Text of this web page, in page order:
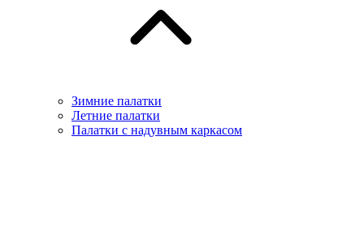
Зимние палатки
Летние палатки
Палатки с надувным каркасом